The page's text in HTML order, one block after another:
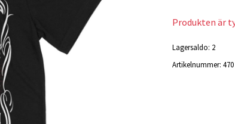
Produkten är
Lagersaldo: 2
Artikelnummer: